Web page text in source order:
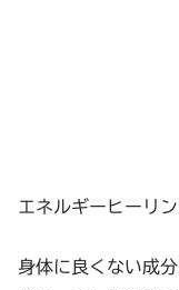
エネルギーヒーリ
身体に良くない成